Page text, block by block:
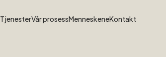
TjenesterVår prosessMenneskeneKontakt